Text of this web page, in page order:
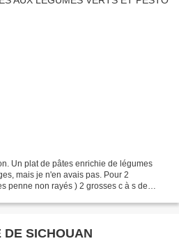
Un plat de pâtes enrichie de légumes
mais je n'en avais pas. Pour 2
penne non rayés ) 2 grosses c à s de
DE SICHOUAN